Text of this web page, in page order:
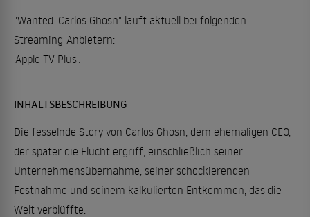
"Wanted: Carlos Ghosn" läuft aktuell bei folgenden
Streaming-Anbietern:
Apple TV Plus
INHALTSBESCHREIBUNG
Die fesselnde Story von Carlos Ghosn, dem ehemaligen CEO,
der später die Flucht ergriff, einschließlich seiner
Unternehmensübernahme, seiner schockierenden
Festnahme und seinem kalkulierten Entkommen, das die
Welt verblüffte.